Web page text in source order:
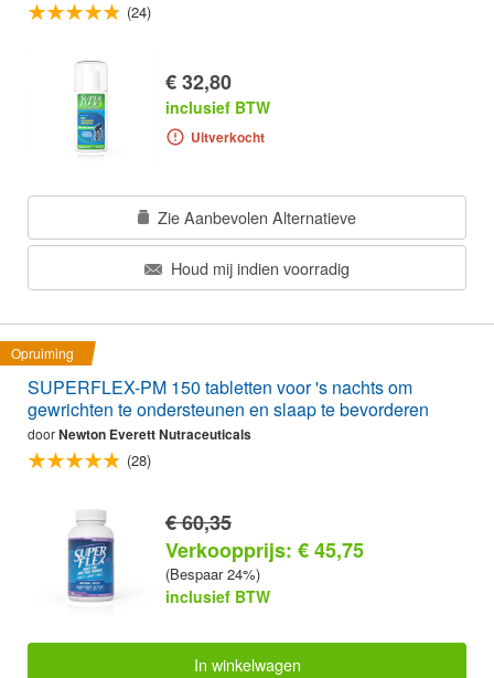
(24)
€ 32,80
inclusief BTW
Uitverkocht
Zie Aanbevolen Alternatieve
Houd mij indien voorradig
Opruiming
SUPERFLEX-PM 150 tabletten voor 's nachts om
gewrichten te ondersteunen en slaap te bevorderen
doorNewton Everett Nutraceuticals
(28)
€ 60,35
Verkoopprijs: € 45,75
(Bespaar 24%)
inclusief BTW
In winkelwagen